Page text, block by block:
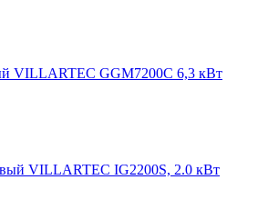
VILLARTEC GGM7200С 6,3 кВт